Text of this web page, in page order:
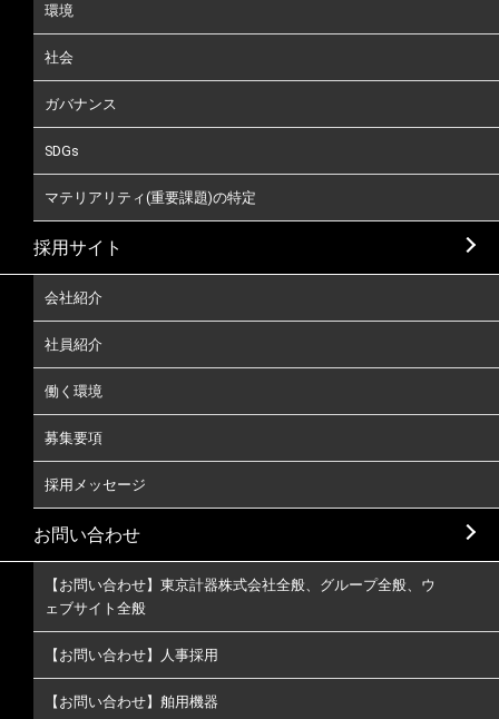
環境
社会
ガバナンス
SDGs
マテリアリティ(重要課題)の特定
採用サイト
会社紹介
社員紹介
働く環境
募集要項
採用メッセージ
お問い合わせ
【お問い合わせ】東京計器株式会社全般、グループ全般、ウ
ェブサイト全般
【お問い合わせ】人事採用
【お問い合わせ】舶用機器